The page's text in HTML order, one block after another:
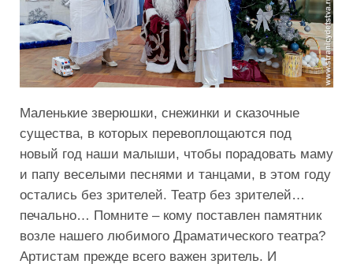
Маленькие зверюшки, снежинки и сказочные
существа, в которых перевоплощаются под
новый год наши малыши, чтобы порадовать маму
и папу веселыми песнями и танцами, в этом году
остались без зрителей. Театр без зрителей…
печально… Помните – кому поставлен памятник
возле нашего любимого Драматического театра?
Артистам прежде всего важен зритель. И